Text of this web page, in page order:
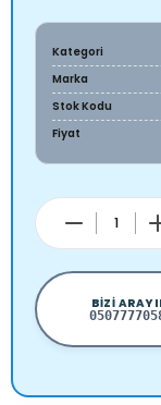
Kategori
Marka
Stok Kodu
Fiyat
BIZI